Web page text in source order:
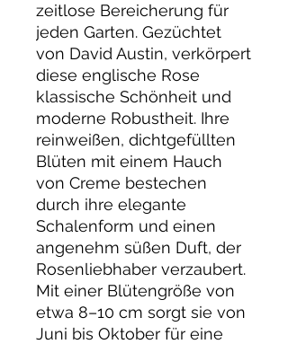
zeitlose Bereicherung für
jeden Garten. Gezüchtet
von David Austin, verkörpert
diese englische Rose
klassische Schönheit und
moderne Robustheit. Ihre
reinweißen, dichtgefüllten
Blüten mit einem Hauch
von Creme bestechen
durch ihre elegante
Schalenform und einen
angenehm süßen Duft, der
Rosenliebhaber verzaubert.
Mit einer Blütengröße von
etwa 8–10 cm sorgt sie von
Juni bis Oktober für eine